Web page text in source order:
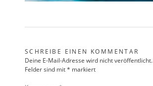
SCHREIBE EINEN KOMMENTAR
Deine E-Mail-Adresse wird nicht veröffentlicht.
Felder sind mit* markiert